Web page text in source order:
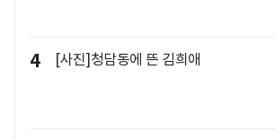
4 [사진]청담동에 뜬 김희애